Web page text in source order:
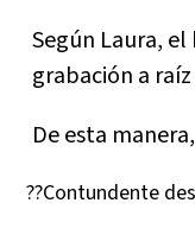
Según Laura,
grabación a
De esta
??Contundente